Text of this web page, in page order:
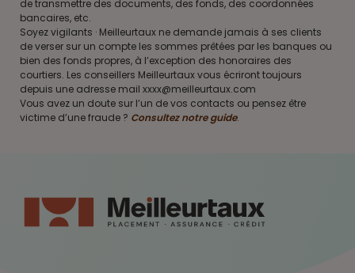
de transmettre des documents, des fonds, des coordonnées
bancaires, etc.
Soyez vigilants · Meilleurtaux ne demande jamais à ses clients
de verser sur un compte les sommes prêtées par les banques ou
bien des fonds propres, à l’exception des honoraires des
courtiers. Les conseillers Meilleurtaux vous écriront toujours
depuis une adresse mail xxxx@meilleurtaux.com
Vous avez un doute sur l’un de vos contacts ou pensez être
victime d’une fraude ? Consultez notre guide.